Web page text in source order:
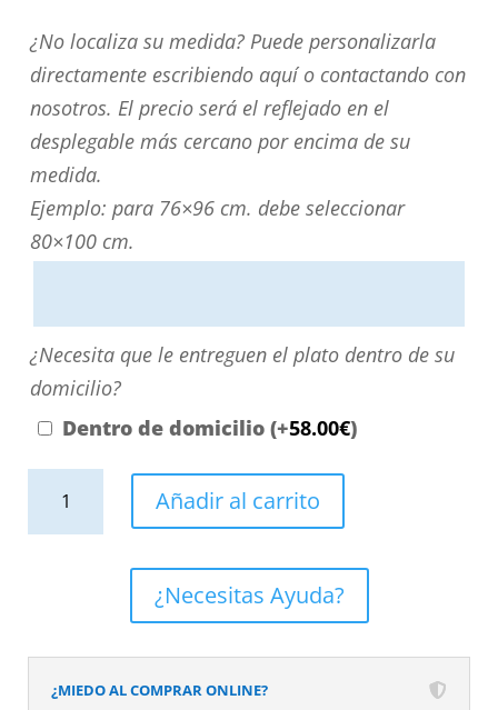
¿No
localiza
su
medida?
Puede
personalizarla
directamente
contactando
nosotros.
El
precio
será
¿No localiza su medida? Puede personalizarla
directamente escribiendo aquí o contactando con
nosotros. El precio será el reflejado en el
desplegable más cercano por encima de su
medida.
Ejemplo: para 76×96 cm. debe seleccionar
80×100 cm.
¿Necesita
que
le
domicilio?
¿Necesita que le entreguen el plato dentro de su
domicilio?
Dentro de domicilio (+58.00€)
pizarra.
Efecto
Añadir al carrito
¿Necesitas Ayuda?
¿MIEDO AL COMPRAR ONLINE?